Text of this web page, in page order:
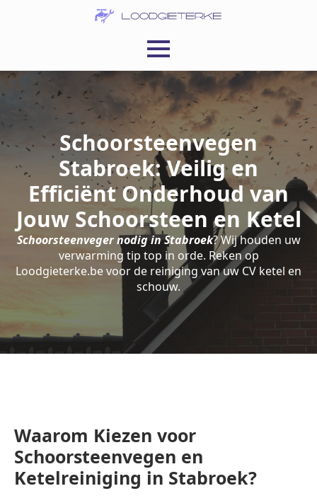
Schoorsteenvegen
Stabroek: Veilig en
Efficiënt Onderhoud van
Jouw Schoorsteen en Ketel
Schoorsteenveger nodig in Stabroek? Wij houden uw
verwarming tip top in orde. Reken op
Loodgieterke.be voor de reiniging van uw CV ketel en
schouw.
Waarom Kiezen voor
Schoorsteenvegen en
Ketelreiniging in Stabroek?